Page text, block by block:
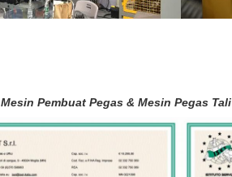
Mesin Pembuat Pegas & Mesin Pegas Tali